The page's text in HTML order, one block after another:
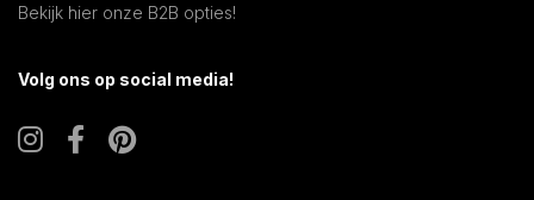
Bekijk hier onze B2B opties!
Volg ons op social media!